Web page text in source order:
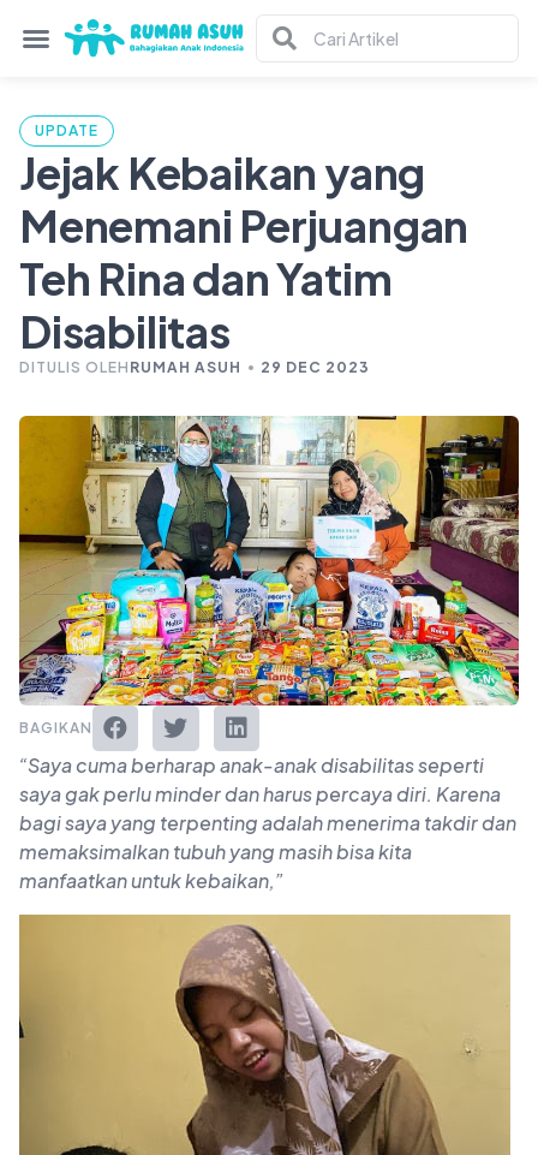
UPDATE
Jejak Kebaikan yang
Menemani Perjuangan
Teh Rina dan Yatim
Disabilitas
DITULIS OLEH RUMAH ASUH 29 DEC 2023
BAGIKAN
“Saya cuma berharap anak-anak disabilitas seperti
saya gak perlu minder dan harus percaya diri. Karena
bagi saya yang terpenting adalah menerima takdir dan
memaksimalkan tubuh yang masih bisa kita
manfaatkan untuk kebaikan,”